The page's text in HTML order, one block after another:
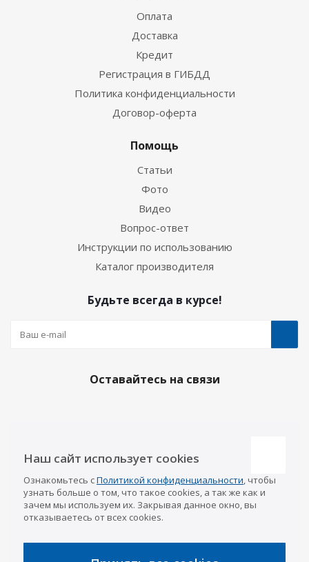
Оплата
Доставка
Кредит
Регистрация в ГИБДД
Политика конфиденциальности
Договор-оферта
Помощь
Статьи
Фото
Видео
Вопрос-ответ
Инструкции по использованию
Каталог производителя
Будьте всегда в курсе!
Оставайтесь на связи
Казань
8 (843) 207-03-08
Уфа
8 (347) 258-84-87
info@a-pricep.ru
Наш сайт использует cookies
Ознакомьтесь сПолитикой конфиденциальности, чтобы
узнать больше о том, что такое cookies, а так же как и
зачем мы используем их. Закрывая данное окно, вы
отказываетесь от всех cookies.